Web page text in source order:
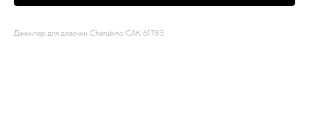
Джемпер для девочки Cherubino CAК 61785